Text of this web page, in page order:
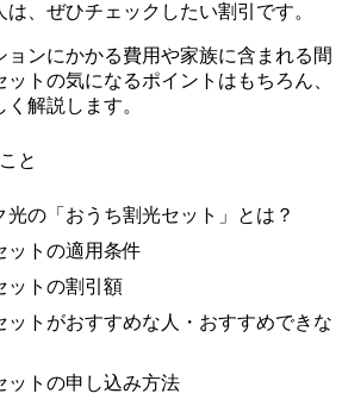
、ぜひチェックしたい割引です。
ンにかかる費用や家族に含まれる間
トの気になるポイントはもちろん、
解説します。
と
光の「おうち割光セット」とは？
ットの適用条件
ットの割引額
ットがおすすめな人・おすすめできな
ットの申し込み方法